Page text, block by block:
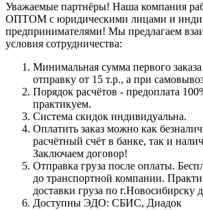
Уважаемые партнёры! Наша компания
ОПТОМ с юридическими лицами и
предпринимателями! Мы предлагаем
условия сотрудничества:
Минимальная сумма первого заказа
отправку от 15 т.р., а при
Порядок расчётов - предоплата
практикуем.
Система скидок индивидуальна.
Оплатить заказ можно как
расчётный счёт в банке, так и
Заключаем договор!
Отправка груза после оплаты.
до транспортной компании.
доставки груза по г.Новосибирску
Доступны ЭДО: СБИС, Диадок